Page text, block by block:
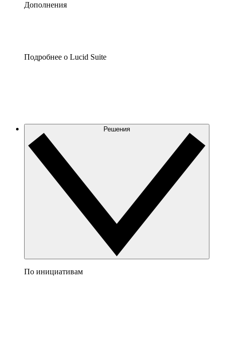
Дополнения
Подробнее о Lucid Suite
Решения
По инициативам